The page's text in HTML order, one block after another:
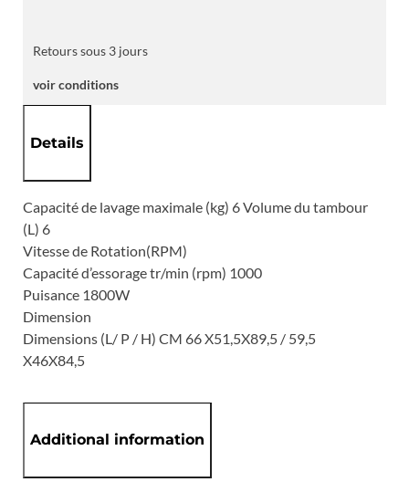
Retours sous 3 jours
voir conditions
Details
Capacité de lavage maximale (kg) 6 Volume du tambour
(L) 6
Vitesse de Rotation(RPM)
Capacité d’essorage tr/min (rpm) 1000
Puisance 1800W
Dimension
Dimensions (L/ P / H) CM 66 X51,5X89,5 / 59,5
X46X84,5
Additional information